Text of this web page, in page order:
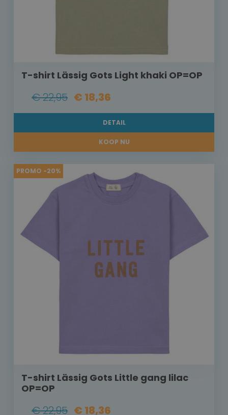
T-shirt Lässig Gots Light khaki OP=OP
€ 22,95 € 18,36
DETAIL
KOOP NU
PROMO -20%
T-shirt Lässig Gots Little gang lilac
OP=OP
€ 22,95 € 18,36